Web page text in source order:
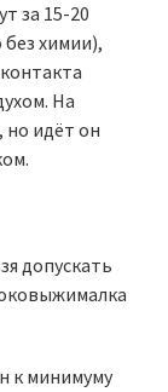
за 15-20
химии),
На
но идёт он
допускать
к минимуму